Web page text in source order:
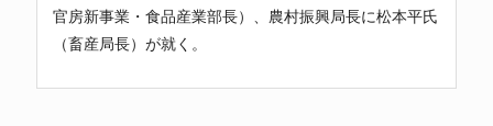
官房新事業・食品産業部長）、農村振興局長に松本平氏
（畜産局長）が就く。